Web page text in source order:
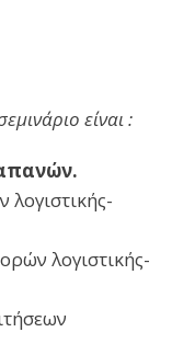
είναι :
λογιστικής-